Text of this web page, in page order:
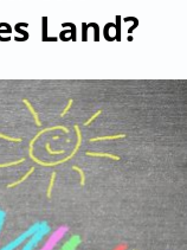
Land?